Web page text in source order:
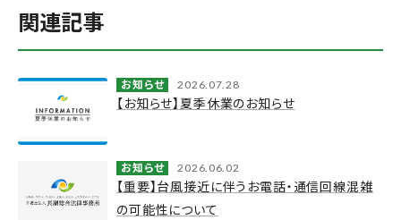
関連記事
お知らせ 2026.07.28
【お知らせ】夏季休業のお知らせ
お知らせ 2026.06.02
【重要】台風接近に伴うお電話・通信回線混雑
の可能性について